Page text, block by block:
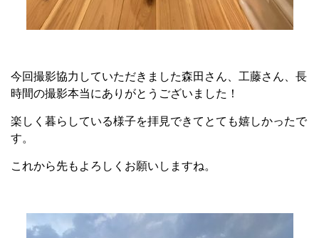
今回撮影協力していただきました森田さん、工藤さん、長
時間の撮影本当にありがとうございました！
楽しく暮らしている様子を拝見できてとても嬉しかったで
す。
これから先もよろしくお願いしますね。